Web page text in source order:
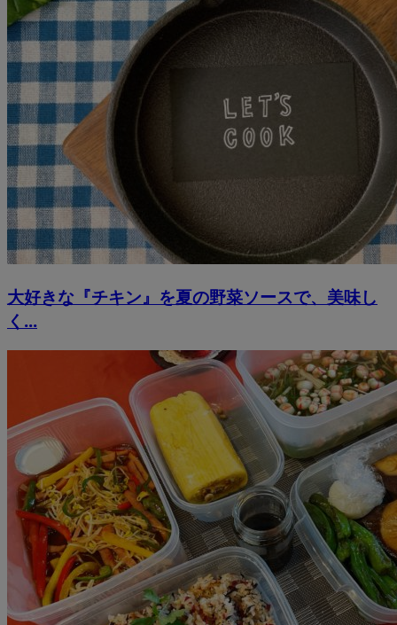
大好きな『チキン』を夏の野菜ソースで、美味し
く...